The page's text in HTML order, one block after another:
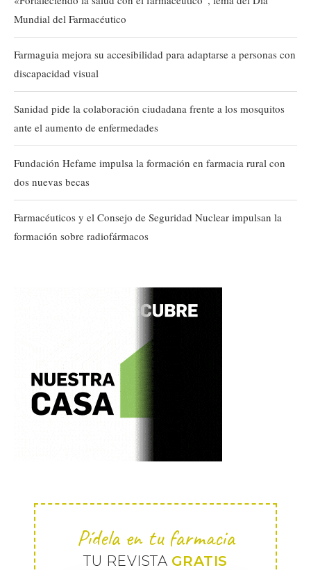
Mundial del Farmacéutico
Farmaguia mejora su accesibilidad para adaptarse a personas con
discapacidad visual
Sanidad pide la colaboración ciudadana frente a los mosquitos
ante el aumento de enfermedades
Fundación Hefame impulsa la formación en farmacia rural con
dos nuevas becas
Farmacéuticos y el Consejo de Seguridad Nuclear impulsan la
formación sobre radiofármacos
Pídela en tu farmacia
TU REVISTA GRATIS